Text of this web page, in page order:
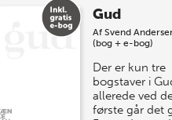
Gud
Af Svend
(bog + e-bog)
Der er kun tre
bogstaver i
allerede ved
første går det